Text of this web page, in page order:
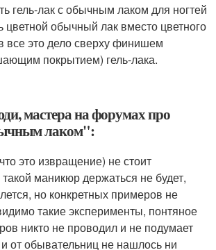
гель-лак с обычным лаком для ногтей
цветной обычный лак вместо цветного
все это дело сверху финишем
покрытием) гель-лака.
мастера на форумах про
лаком":
это извращение) не стоит
такой маникюр держаться не будет,
но конкретных примеров не
такие эксперименты, понтяное
никто не проводил и не подумает
от обывательниц не нашлось ни